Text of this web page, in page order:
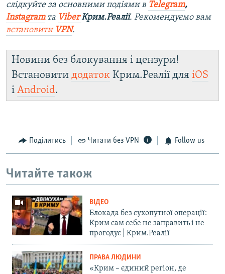
слідкуйте за основними подіями в Telegram,
Instagramта ViberКрим.Реалії. Рекомендуємо вам
встановити VPN.
Новини без блокування і цензури!
Встановити додаток Крим.Реалії для iOS
і Android.
Поділитись Читати без VPN Follow us
Читайте також
ВІДЕО
Блокада без сухопутної операції:
Крим сам себе не заправить і не
прогодує | Крим.Реалії
ПРАВА ЛЮДИНИ
«Крим – єдиний регіон, де